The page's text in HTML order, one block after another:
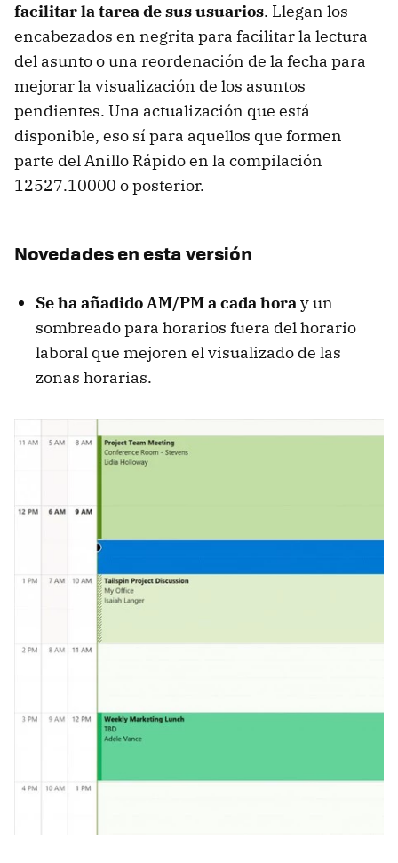
facilitar la tarea de sus usuarios. Llegan los
encabezados en negrita para facilitar la lectura
del asunto o una reordenación de la fecha para
mejorar la visualización de los asuntos
pendientes. Una actualización que está
disponible, eso sí para aquellos que formen
parte del Anillo Rápido en la compilación
12527.10000 o posterior.
Novedades en esta versión
Se ha añadido AM/PM a cada horay un
sombreado para horarios fuera del horario
laboral que mejoren el visualizado de las
zonas horarias.